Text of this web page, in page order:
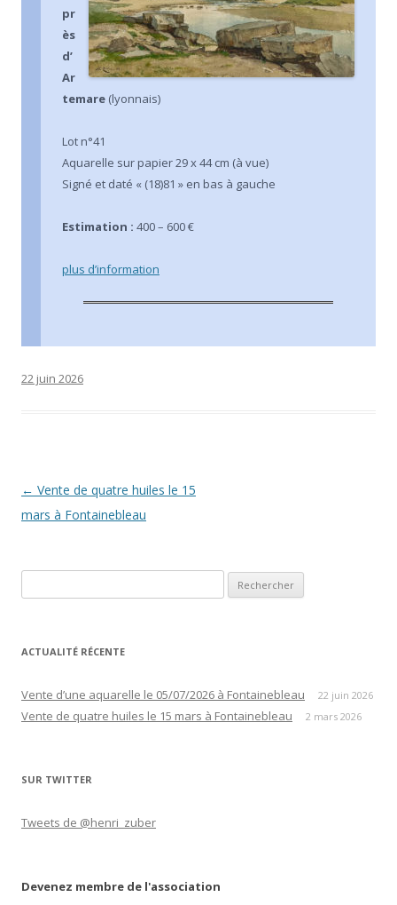
pr
ès
d’
Ar
temare (lyonnais)
Lot n°41
Aquarelle sur papier 29 x 44 cm (à vue)
Signé et daté « (18)81 » en bas à gauche
Estimation : 400 – 600 €
plus d’information
22 juin 2026
Navigation
des
← Vente de quatre huiles le 15
mars à Fontainebleau
ACTUALITÉ RÉCENTE
Vente d’une aquarelle le 05/07/2026 à Fontainebleau 22 juin 2026
Vente de quatre huiles le 15 mars à Fontainebleau 2 mars 2026
SUR TWITTER
Tweets de @henri_zuber
Devenez membre de l'association